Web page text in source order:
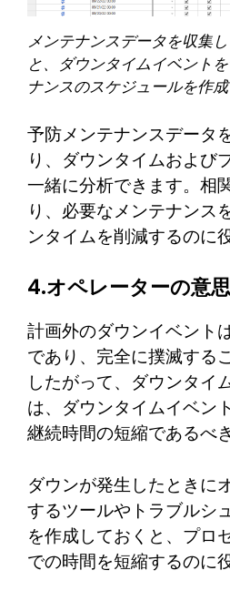
メンテナンスデータを収集
と、ダウンタイムイベント
ナンスのスケジュールを作成
予防メンテナンスデータ
り、ダウンタイムおよび
一緒に分析できます。相
り、必要なメンテナンス
ンタイムを削減するのに
4.オペレーターの意
計画外のダウンイベント
であり、完全に撲滅する
したがって、ダウンタイ
は、ダウンタイムイベン
継続時間の短縮であるべ
ダウンが発生したときに
するツールやトラブルシ
を作成しておくと、プロ
での時間を短縮するのに